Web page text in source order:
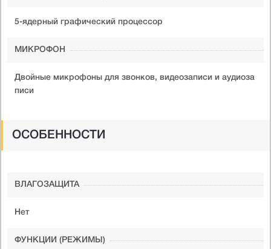
5-ядерный графический процессор
МИКРОФОН
Двойные микрофоны для звонков, видеозаписи и аудиоза
писи
ОСОБЕННОСТИ
ВЛАГОЗАЩИТА
Нет
ФУНКЦИИ (РЕЖИМЫ)